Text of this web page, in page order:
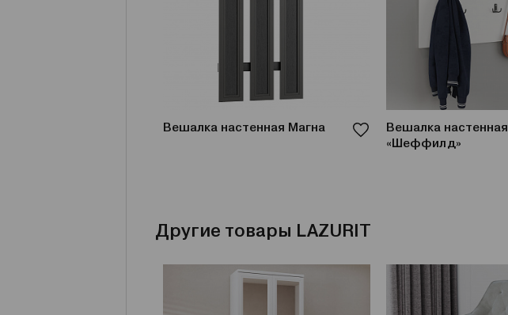
Вешалка настенная Магна
Вешалка настенная
«Шеффилд»
Другие товары LAZURIT